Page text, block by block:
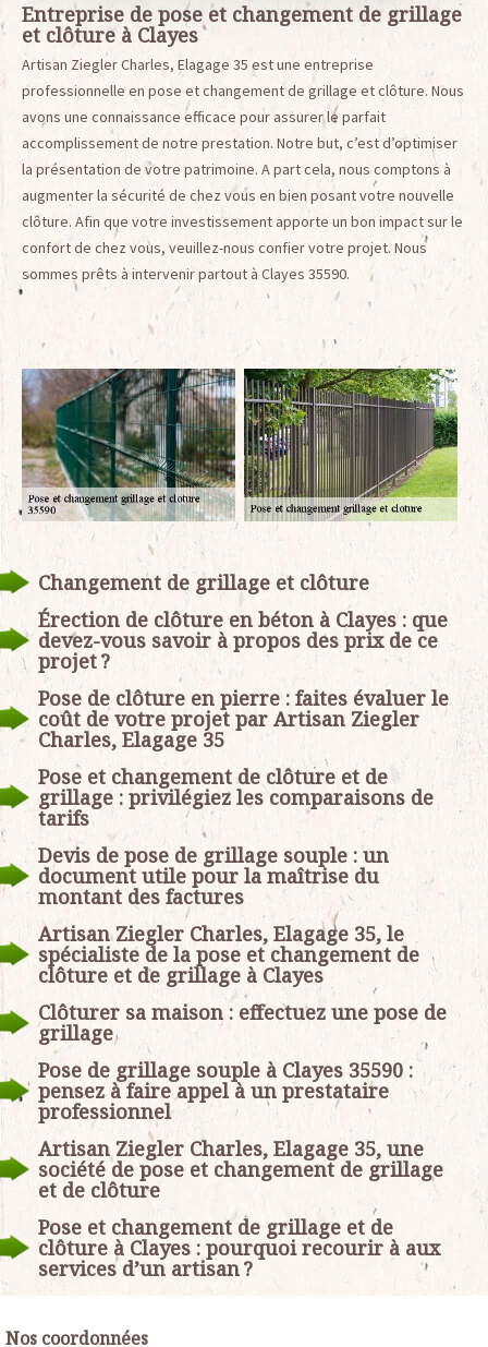
Entreprise de pose et changement de grillage
et clôture à Clayes
Artisan Ziegler Charles, Elagage 35 est une entreprise
professionnelle en pose et changement de grillage et clôture. Nous
avons une connaissance efficace pour assurer le parfait
accomplissement de notre prestation. Notre but, c’est d’optimiser
la présentation de votre patrimoine. A part cela, nous comptons à
augmenter la sécurité de chez vous en bien posant votre nouvelle
clôture. Afin que votre investissement apporte un bon impact sur le
confort de chez vous, veuillez-nous confier votre projet. Nous
sommes prêts à intervenir partout à Clayes 35590.
Changement de grillage et clôture
Érection de clôture en béton à Clayes : que
devez-vous savoir à propos des prix de ce
projet ?
Pose de clôture en pierre : faites évaluer le
coût de votre projet par Artisan Ziegler
Charles, Elagage 35
Pose et changement de clôture et de
grillage : privilégiez les comparaisons de
tarifs
Devis de pose de grillage souple : un
document utile pour la maîtrise du
montant des factures
Artisan Ziegler Charles, Elagage 35, le
spécialiste de la pose et changement de
clôture et de grillage à Clayes
Clôturer sa maison : effectuez une pose de
grillage
Pose de grillage souple à Clayes 35590 :
pensez à faire appel à un prestataire
professionnel
Artisan Ziegler Charles, Elagage 35, une
société de pose et changement de grillage
et de clôture
Pose et changement de grillage et de
clôture à Clayes : pourquoi recourir à aux
services d’un artisan ?
Nos coordonnées